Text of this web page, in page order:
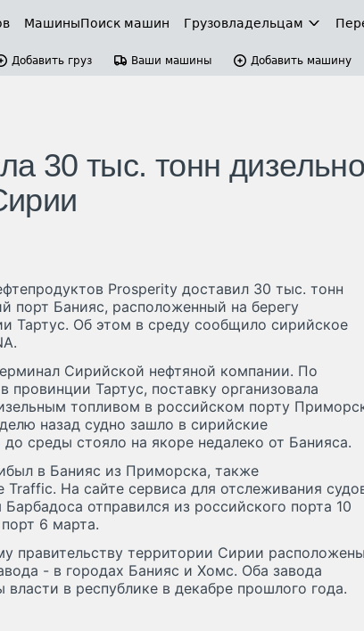
МашиныПоиск машин Грузовладельцам
Добавить груз Ваши машины Добавить машину
30 тыс. тонн
Prosperity доставил 30 тыс. тонн
порт Банияс, расположенный на берегу
Тартус. Об этом в среду сообщило сирийское
Сирийской нефтяной компании. По
Тартус, поставку организовала
топливом в российском порту
назад судно зашло в сирийские
среды стояло на якоре недалеко от Банияса.
в Банияс из Приморска, также
Traffic. На сайте сервиса для отслеживания
отправился из российского порта 10
6 марта.
правительству территории Сирии расположены
- в городах Банияс и Хомс. Оба завода
в республике в декабре прошлого года.